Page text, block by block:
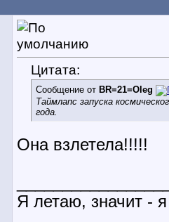
Цитата:
Сообщение от BR=21=Oleg
Таймлапс запуска
года.
Она взлетела!!!!!
Я летаю, значит - я